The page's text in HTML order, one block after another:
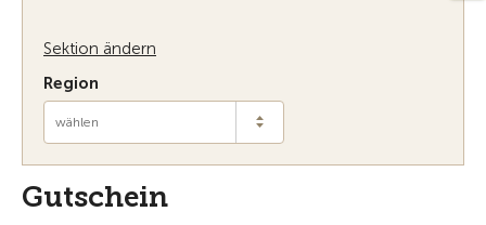
Sektion ändern
Region
wählen
Gutschein